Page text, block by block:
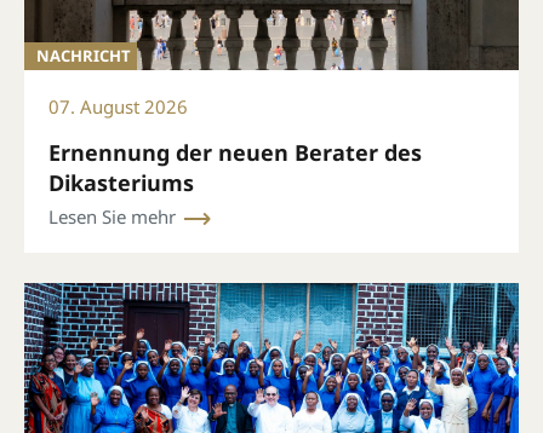
NACHRICHT
07. August 2026
Ernennung der neuen Berater des
Dikasteriums
Lesen Sie mehr